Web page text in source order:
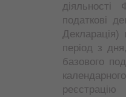
податкові
період з
базового